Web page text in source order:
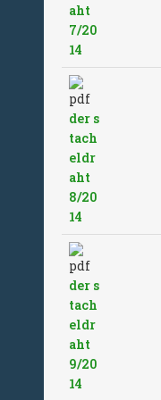
aht
7/20
14
der s
tach
eldr
aht
8/20
14
der s
tach
eldr
aht
9/20
14